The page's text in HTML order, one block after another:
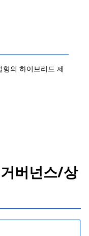
의 하이브리드 제
버넌스/상